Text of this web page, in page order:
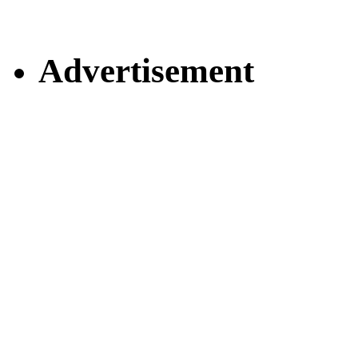
Advertisement